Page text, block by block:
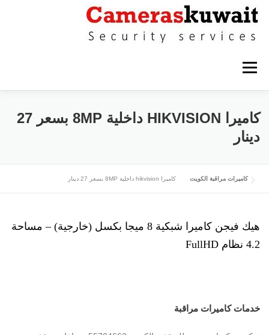
التجاوز إلى المحتوى
القائمة
كاميرات مراقبة حولي كاميرات مراقبة الاحمدي
كاميرا HIKVISION داخلية 8MP بسعر 27
دينار
كاميرات مراقبة الكويت كاميرا hikvision داخلية 8MP بسعر 27 دينار
هيك فيجن كاميرا شبكية 8 ميجا بكسل (خارجية) – مساحة
4.2 نظام FullHD
خدمات كاميرات مراقبة